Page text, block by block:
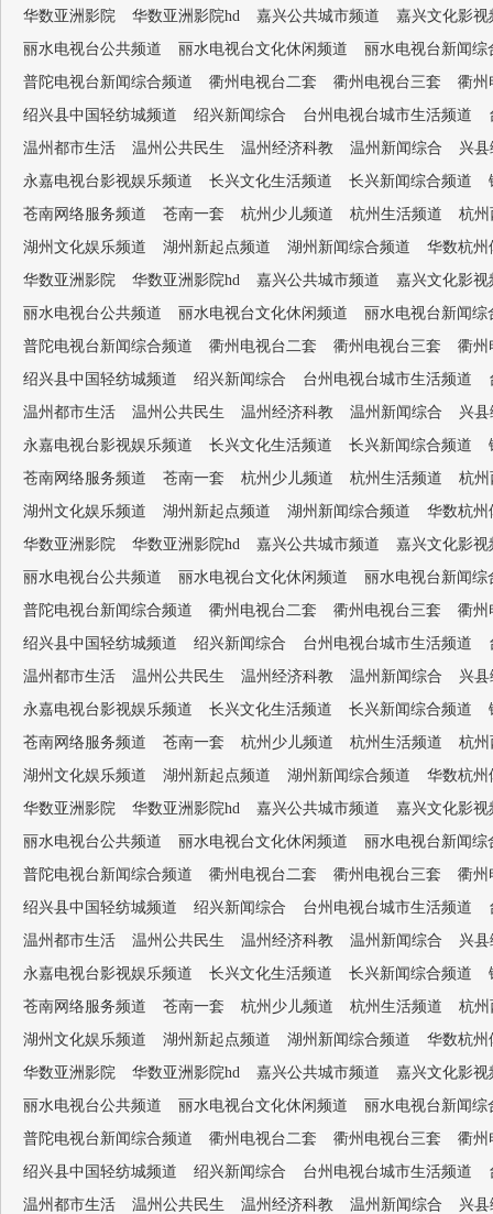
华数亚洲影院
华数亚洲影院hd 嘉兴公共城市频道
嘉兴文化影视
丽水电视台公共频道
丽水电视台文化休闲频道
丽水电视台新闻综
普陀电视台新闻综合频道
衢州电视台二套 衢州电视台三套
衢州
绍兴县中国轻纺城频道
绍兴新闻综合 台州电视台城市生活频道
温州都市生活
温州公共民生 温州经济科教 温州新闻综合
兴
永嘉电视台影视娱乐频道
长兴文化生活频道 长兴新闻综合频道
苍南网络服务频道
苍南一套 杭州少儿频道 杭州生活频道
杭州
湖州文化娱乐频道
湖州新起点频道 湖州新闻综合频道
华数杭州
华数亚洲影院
华数亚洲影院hd 嘉兴公共城市频道
嘉兴文化影视
丽水电视台公共频道
丽水电视台文化休闲频道
丽水电视台新闻综
普陀电视台新闻综合频道
衢州电视台二套 衢州电视台三套
衢州
绍兴县中国轻纺城频道
绍兴新闻综合 台州电视台城市生活频道
温州都市生活
温州公共民生 温州经济科教 温州新闻综合
兴
永嘉电视台影视娱乐频道
长兴文化生活频道 长兴新闻综合频道
苍南网络服务频道
苍南一套 杭州少儿频道 杭州生活频道
杭州
湖州文化娱乐频道
湖州新起点频道 湖州新闻综合频道
华数杭州
华数亚洲影院
华数亚洲影院hd 嘉兴公共城市频道
嘉兴文化影视
丽水电视台公共频道
丽水电视台文化休闲频道
丽水电视台新闻综
普陀电视台新闻综合频道
衢州电视台二套 衢州电视台三套
衢州
绍兴县中国轻纺城频道
绍兴新闻综合 台州电视台城市生活频道
温州都市生活
温州公共民生 温州经济科教 温州新闻综合
兴
永嘉电视台影视娱乐频道
长兴文化生活频道 长兴新闻综合频道
苍南网络服务频道
苍南一套 杭州少儿频道 杭州生活频道
杭州
湖州文化娱乐频道
湖州新起点频道 湖州新闻综合频道
华数杭州
华数亚洲影院
华数亚洲影院hd 嘉兴公共城市频道
嘉兴文化影视
丽水电视台公共频道
丽水电视台文化休闲频道
丽水电视台新闻综
普陀电视台新闻综合频道
衢州电视台二套 衢州电视台三套
衢州
绍兴县中国轻纺城频道
绍兴新闻综合 台州电视台城市生活频道
温州都市生活
温州公共民生 温州经济科教 温州新闻综合
兴
永嘉电视台影视娱乐频道
长兴文化生活频道 长兴新闻综合频道
苍南网络服务频道
苍南一套 杭州少儿频道 杭州生活频道
杭州
湖州文化娱乐频道
湖州新起点频道 湖州新闻综合频道
华数杭州
华数亚洲影院
华数亚洲影院hd 嘉兴公共城市频道
嘉兴文化影视
丽水电视台公共频道
丽水电视台文化休闲频道
丽水电视台新闻综
普陀电视台新闻综合频道
衢州电视台二套 衢州电视台三套
衢州
绍兴县中国轻纺城频道
绍兴新闻综合 台州电视台城市生活频道
温州都市生活
温州公共民生 温州经济科教 温州新闻综合
兴